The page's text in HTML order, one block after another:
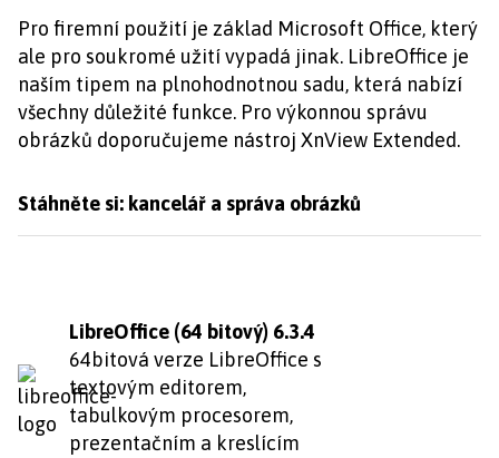
Pro firemní použití je základ Microsoft Office, který
ale pro soukromé užití vypadá jinak. LibreOffice je
naším tipem na plnohodnotnou sadu, která nabízí
všechny důležité funkce. Pro výkonnou správu
obrázků doporučujeme nástroj XnView Extended.
Stáhněte si: kancelář a správa obrázků
LibreOffice (64 bitový) 6.3.4
64bitová verze LibreOffice s
textovým editorem,
tabulkovým procesorem,
prezentačním a kreslícím